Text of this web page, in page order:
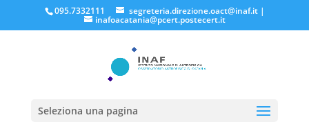
095.7332111 segreteria.direzione.oact@inaf.it|
inafoacatania@pcert.postecert.it
Seleziona una pagina